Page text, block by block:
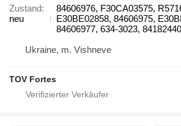
Zustand
neu
84606976, F30CA03575,
E30BE02858, 84606975,
84606977, 634-3023,
Ukraine, m. Vishneve
TOV Fortes